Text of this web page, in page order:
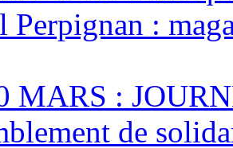
Perpignan :
MARS :
de